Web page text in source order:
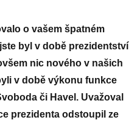
o vašem špatném
byl v době prezidentství
nic nového v našich
v době výkonu funkce
či Havel. Uvažoval
prezidenta odstoupil ze